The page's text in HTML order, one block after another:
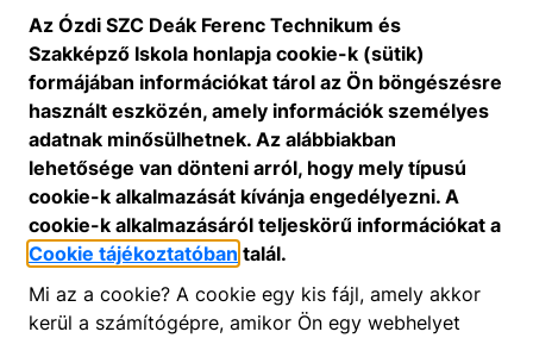
Az Ózdi SZC Deák Ferenc Technikum és
Szakképző Iskola honlapja cookie-k (sütik)
formájában információkat tárol az Ön böngészésre
használt eszközén, amely információk személyes
adatnak minősülhetnek. Az alábbiakban
lehetősége van dönteni arról, hogy mely típusú
cookie-k alkalmazását kívánja engedélyezni. A
cookie-k alkalmazásáról teljeskörű információkat a
Cookie tájékoztatóban talál.
Mi az a cookie? A cookie egy kis fájl, amely akkor
kerül a számítógépre, amikor Ön egy webhelyet